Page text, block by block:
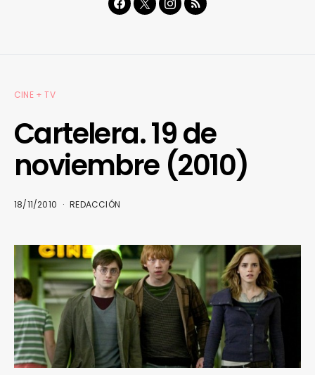
CINE + TV
Cartelera. 19 de
noviembre (2010)
18/11/2010 REDACCIÓN